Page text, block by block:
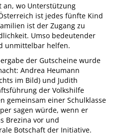
an, wo Unterstützung
ist jedes fünfte Kind
ist der Zugang zu
Umso bedeutender
unmittelbar helfen.
der Gutscheine wurde
Andrea Heumann
im Bild) und Judith
der Volkshilfe
gemeinsam einer Schulklasse
sagen würde, wenn er
Brezina vor und
Botschaft der Initiative.